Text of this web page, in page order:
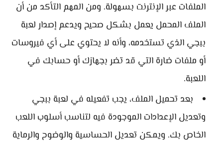
الملفات عبر الإنترنت بسهولة. ومن المهم التأكد من أن
الملف المحمل يعمل بشكل صحيح ويدعم إصدار لعبة
ببجي الذي تستخدمه، وأنه لا يحتوي على أي فيروسات
أو ملفات ضارة التي قد تضر بجهازك أو حسابك في
اللعبة.
بعد تحميل الملف، يجب تفعيله في لعبة ببجي
وتعديل الإعدادات الموجودة فيه لتناسب أسلوب اللعب
الخاص بك. ويمكن تعديل الحساسية والوضوح والرماية